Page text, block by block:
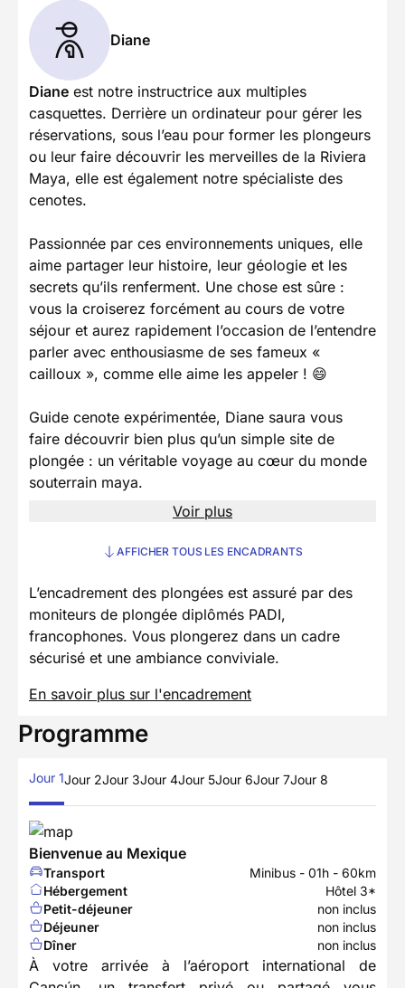
Diane
Diane est notre instructrice aux multiples
casquettes. Derrière un ordinateur pour gérer les
réservations, sous l’eau pour former les plongeurs
ou leur faire découvrir les merveilles de la Riviera
Maya, elle est également notre spécialiste des
cenotes.
Passionnée par ces environnements uniques, elle
aime partager leur histoire, leur géologie et les
secrets qu’ils renferment. Une chose est sûre :
vous la croiserez forcément au cours de votre
séjour et aurez rapidement l’occasion de l’entendre
parler avec enthousiasme de ses fameux «
cailloux », comme elle aime les appeler ! 😄
Guide cenote expérimentée, Diane saura vous
faire découvrir bien plus qu’un simple site de
plongée : un véritable voyage au cœur du monde
souterrain maya.
Voir plus
AFFICHER TOUS LES ENCADRANTS
L’encadrement des plongées est assuré par des
moniteurs de plongée diplômés PADI,
francophones. Vous plongerez dans un cadre
sécurisé et une ambiance conviviale.
En savoir plus sur l'encadrement
Programme
Jour 1Jour 2Jour 3Jour 4Jour 5Jour 6Jour 7Jour 8
Bienvenue au Mexique
Transport
Minibus - 01h - 60km
Hébergement
Hôtel 3*
Petit-déjeuner
non inclus
Déjeuner
non inclus
Dîner
non inclus
À votre arrivée à l’aéroport international de